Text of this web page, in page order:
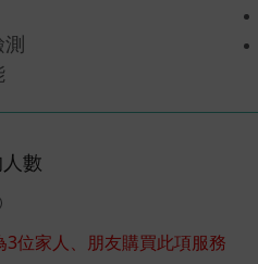
數
3位家人、朋友購買此項服務